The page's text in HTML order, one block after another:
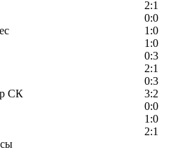
2:1
0:0
1:0
1:0
0:3
2:1
0:3
СК
3:2
0:0
1:0
2:1